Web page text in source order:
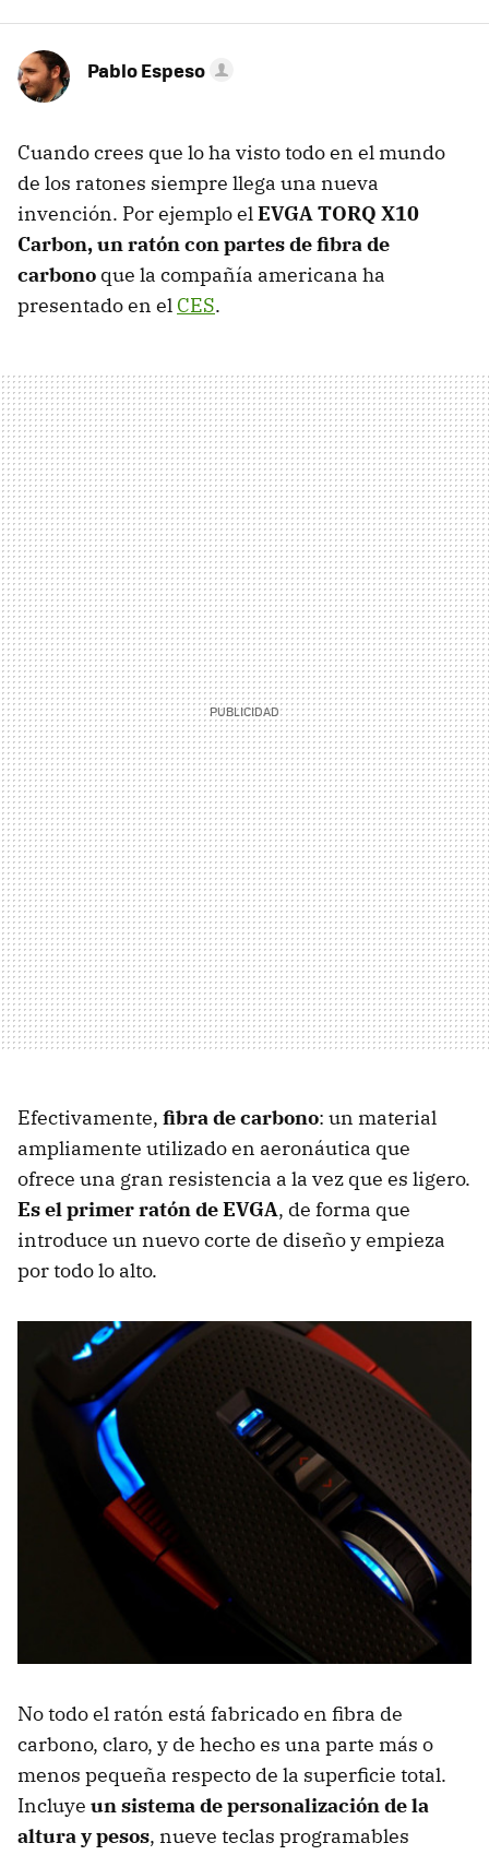
Pablo Espeso
Cuando crees que lo ha visto todo en el mundo
de los ratones siempre llega una nueva
invención. Por ejemplo elEVGA TORQ X10
Carbon, un ratón con partes de fibra de
carbono que la compañía americana ha
presentado en el CES.
Efectivamente, fibra de carbono: un material
ampliamente utilizado en aeronáutica que
ofrece una gran resistencia a la vez que es ligero.
Es el primer ratón de EVGA, de forma que
introduce un nuevo corte de diseño y empieza
por todo lo alto.
No todo el ratón está fabricado en fibra de
carbono, claro, y de hecho es una parte más o
menos pequeña respecto de la superficie total.
Incluye un sistema de personalización de la
altura y pesos, nueve teclas programables